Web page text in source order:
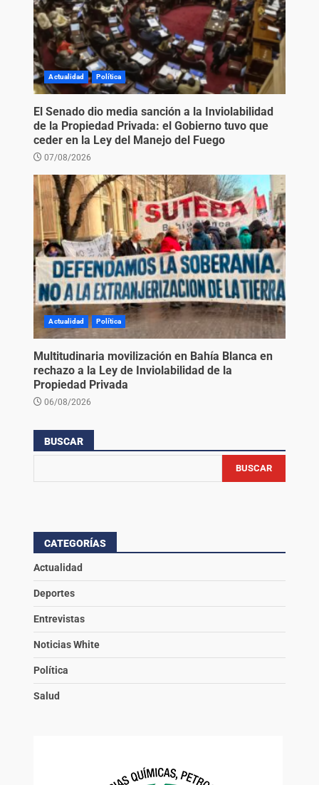
Actualidad Política
El Senado dio media sanción a la Inviolabilidad
de la Propiedad Privada: el Gobierno tuvo que
ceder en la Ley del Manejo del Fuego
07/08/2026
Actualidad Política
Multitudinaria movilización en Bahía Blanca en
rechazo a la Ley de Inviolabilidad de la
Propiedad Privada
06/08/2026
BUSCAR
BUSCAR
CATEGORÍAS
Actualidad
Deportes
Entrevistas
Noticias White
Política
Salud